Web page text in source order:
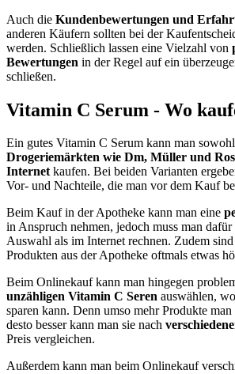
Auch die Kundenbewertungen und
anderen Käufern sollten bei der
werden. Schließlich lassen eine Vielzahl von
Bewertungen in der Regel auf ein
schließen.
Vitamin C Serum - Wo
Ein gutes Vitamin C Serum kann man
Drogeriemärkten wie Dm, Müller und
Internetkaufen. Bei beiden Varianten
Vor- und Nachteile, die man vor dem Kauf
Beim Kauf in der Apotheke kann man eine
in Anspruch nehmen, jedoch muss man
Auswahl als im Internet rechnen. Zudem
Produkten aus der Apotheke oftmals etwas
Beim Onlinekauf kann man hingegen
unzähligen Vitamin C Seren auswählen,
sparen kann. Denn umso mehr Produkte
desto besser kann man sie nach
Preis vergleichen.
Außerdem kann man beim Onlinekauf